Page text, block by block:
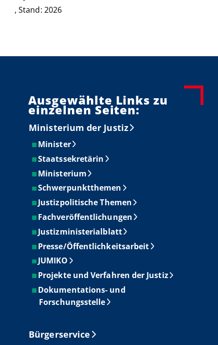
, Stand: 2026
Ausgewählte Links zu
einzelnen Seiten:
Ministerium der Justiz
Minister
Staatssekretärin
Ministerium
Schwerpunktthemen
Justizpolitische Themen
Fachveröffentlichungen
Justizministerialblatt
Presse/Öffentlichkeitsarbeit
JUMIKO
Projekte und Verfahren der Justiz
Dokumentations- und
Forschungsstelle
Bürgerservice